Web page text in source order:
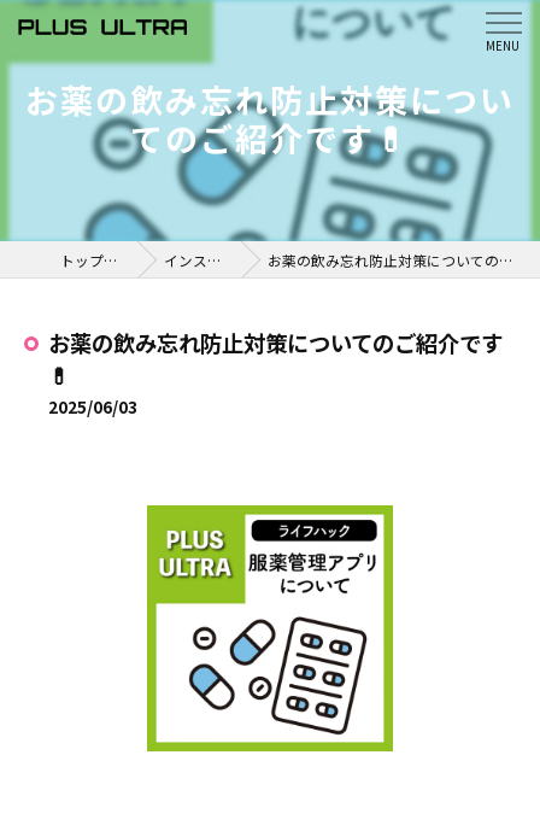
お薬の飲み忘れ防止対策につい
てのご紹介です💊
トップページ インスタ掲載 お薬の飲み忘れ防止対策についてのご紹介です💊
お薬の飲み忘れ防止対策についてのご紹介です
💊
2025/06/03